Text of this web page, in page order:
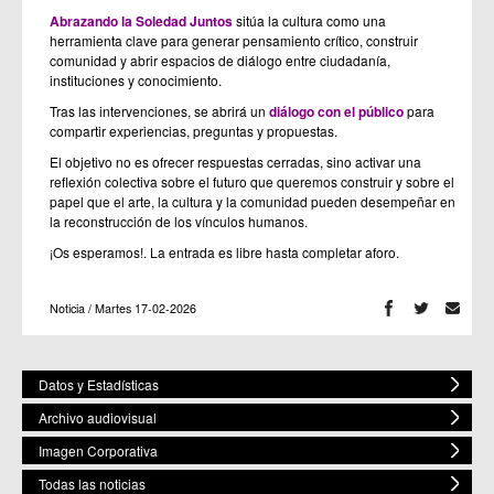
Abrazando la Soledad Juntossitúa la cultura como una
herramienta clave para generar pensamiento crítico, construir
comunidad y abrir espacios de diálogo entre ciudadanía,
instituciones y conocimiento.
Tras las intervenciones, se abrirá un diálogo con el públicopara
compartir experiencias, preguntas y propuestas.
El objetivo no es ofrecer respuestas cerradas, sino activar una
reflexión colectiva sobre el futuro que queremos construir y sobre el
papel que el arte, la cultura y la comunidad pueden desempeñar en
la reconstrucción de los vínculos humanos.
¡Os esperamos!. La entrada es libre hasta completar aforo.
Noticia / Martes 17-02-2026
Datos y Estadísticas
Archivo audiovisual
Imagen Corporativa
Todas las noticias